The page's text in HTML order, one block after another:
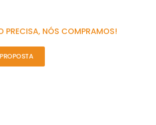
PRECISA, NÓS COMPRAMOS!